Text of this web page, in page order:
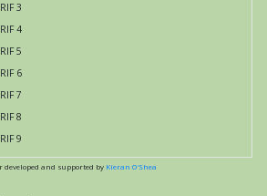
3
4
5
6
7
8
9
developed and supported by Kieran O'Shea